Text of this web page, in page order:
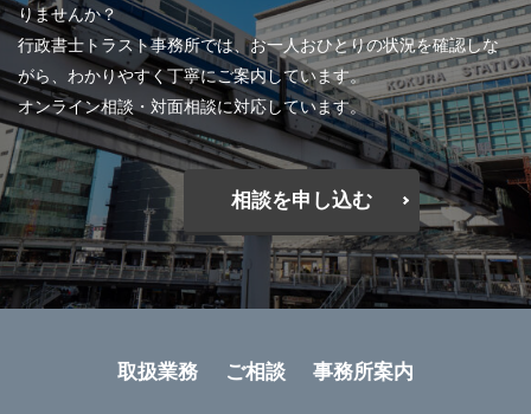
りませんか？
行政書士トラスト事務所では、お一人おひとりの状況を確認しな
がら、わかりやすく丁寧にご案内しています。
オンライン相談・対面相談に対応しています。
相談を申し込む
取扱業務 ご相談 事務所案内